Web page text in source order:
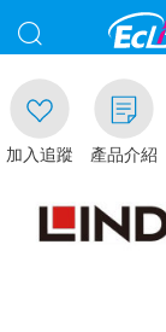
加入追蹤 產品介紹